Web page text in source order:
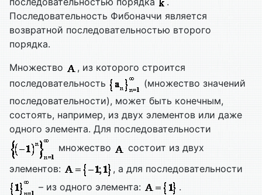
Последовательность Фибоначчи является
возвратной последовательностью второго
порядка.
Множество
, из которого строится
последовательность
(множество значений
последовательности), может быть конечным,
состоять, например, из двух элементов или даже
одного элемента. Для последовательности
множество
состоит из двух
элементов:
, а для последовательности
– из одного элемента:
.